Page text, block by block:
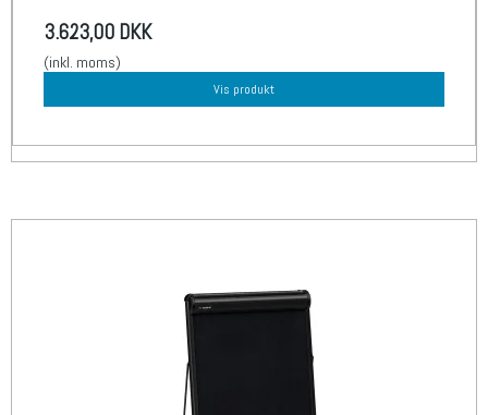
3.623,00 DKK
(inkl. moms)
Vis produkt